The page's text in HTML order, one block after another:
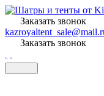
Заказать звонок
Заказать звонок